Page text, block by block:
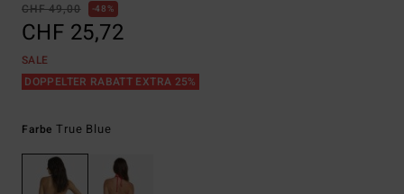
CHF 49,00
48%
CHF 25,72
SALE
DOPPELTER RABATT EXTRA 25%
FarbeTrue Blue